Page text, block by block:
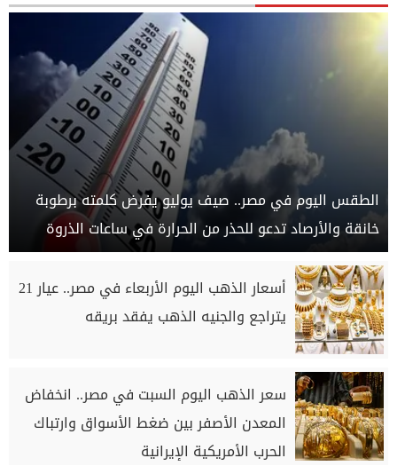
الطقس اليوم في مصر.. صيف يوليو يفرض كلمته برطوبة
خانقة والأرصاد تدعو للحذر من الحرارة في ساعات الذروة
أسعار الذهب اليوم الأربعاء في مصر.. عيار 21
يتراجع والجنيه الذهب يفقد بريقه
سعر الذهب اليوم السبت في مصر.. انخفاض
المعدن الأصفر بين ضغط الأسواق وارتباك
الحرب الأمريكية الإيرانية